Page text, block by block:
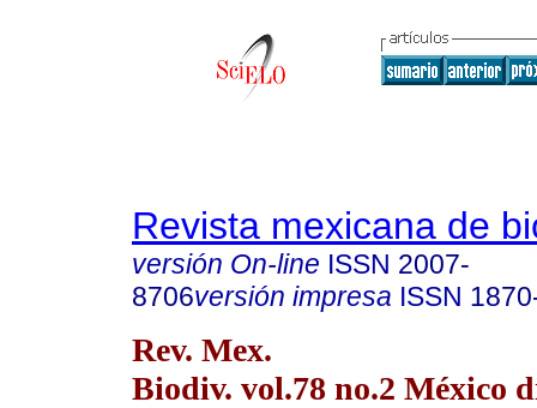
Revista mexicana de
versión On-line ISSN 2007-
8706versión impresa ISSN
Rev. Mex.
Biodiv. vol.78 no.2 México